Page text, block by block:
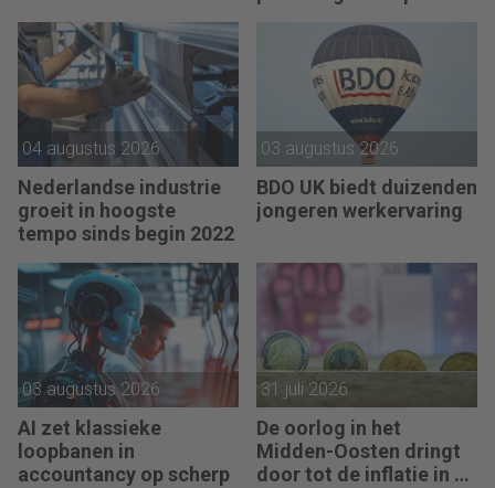
04 augustus 2026
Nederlandse industrie
groeit in hoogste
tempo sinds begin 2022
03 augustus 2026
BDO UK biedt duizenden
jongeren werkervaring
03 augustus 2026
AI zet klassieke
loopbanen in
accountancy op scherp
31 juli 2026
De oorlog in het
Midden-Oosten dringt
door tot de inflatie in de